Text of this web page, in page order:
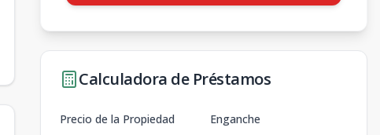
Calculadora de Préstamos
Precio de la Propiedad Enganche